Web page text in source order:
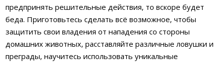
предпринять решительные действия, то вскоре будет
беда. Приготовьтесь сделать всё возможное, чтобы
защитить свои владения от нападения со стороны
домашних животных, расставляйте различные ловушки и
преграды, научитесь использовать уникальные